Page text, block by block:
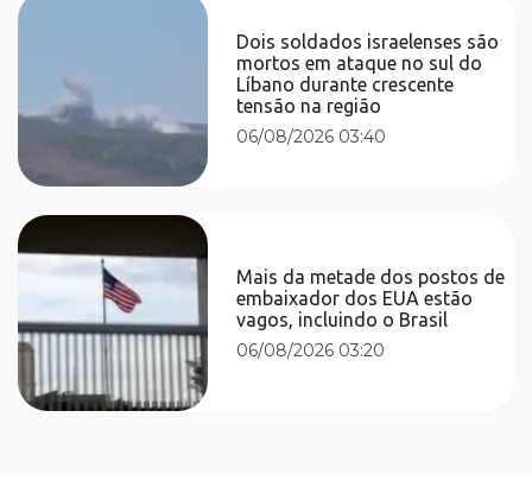
Dois soldados israelenses são
mortos em ataque no sul do
Líbano durante crescente
tensão na região
06/08/2026 03:40
Mais da metade dos postos de
embaixador dos EUA estão
vagos, incluindo o Brasil
06/08/2026 03:20